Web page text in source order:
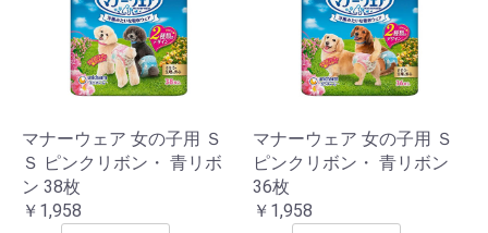
マナーウェア 女の子用 Ｓ
Ｓ ピンクリボン・ 青リボ
ン 38枚
￥1,958
マナーウェア 女の子用 Ｓ
ピンクリボン・ 青リボン
36枚
￥1,958